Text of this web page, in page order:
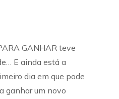
GANHAR teve
E ainda está a
dia em que pode
ganhar um novo